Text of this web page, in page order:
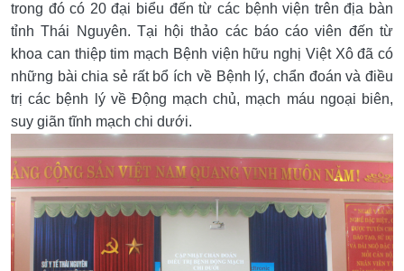
trong đó có 20 đại biểu đến từ các bệnh viện trên địa bàn
tỉnh Thái Nguyên. Tại hội thảo các báo cáo viên đến từ
khoa can thiệp tim mạch Bệnh viện hữu nghị Việt Xô đã có
những bài chia sẻ rất bổ ích về Bệnh lý, chẩn đoán và điều
trị các bệnh lý về Động mạch chủ, mạch máu ngoại biên,
suy giãn tĩnh mạch chi dưới.